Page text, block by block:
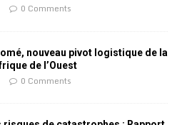
0 Comments
nouveau pivot logistique de la
de l’Ouest
0 Comments